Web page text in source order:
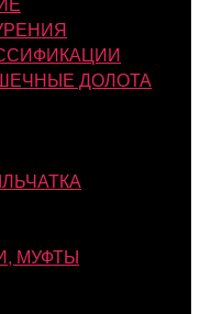
ДОЛОТА
МУФТЫ